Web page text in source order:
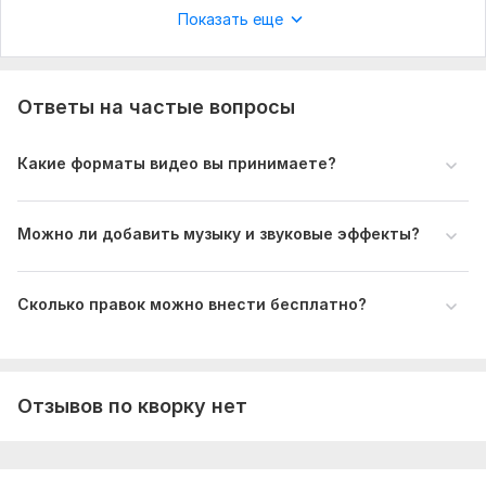
Показать еще
Ответы на частые вопросы
Какие форматы видео вы принимаете?
Можно ли добавить музыку и звуковые эффекты?
Сколько правок можно внести бесплатно?
Отзывов по кворку нет